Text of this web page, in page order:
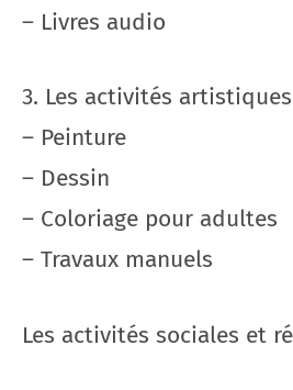
– Livres audio
3. Les activités artistiques
– Peinture
– Dessin
– Coloriage pour adultes
– Travaux manuels
Les activités sociales et